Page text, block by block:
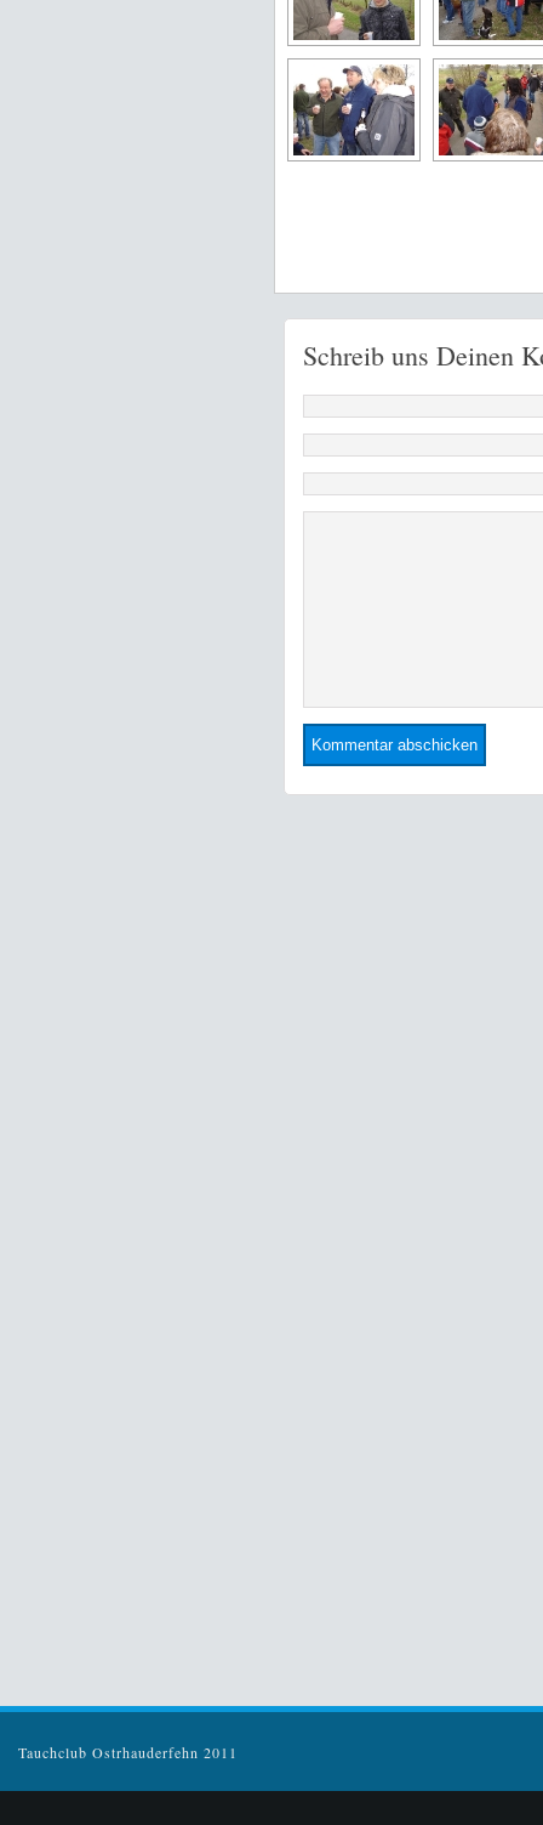
Schreib uns Deinen
Tauchclub Ostrhauderfehn 2011